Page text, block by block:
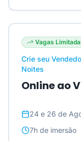
Vagas
Crie seu
Noites
Online ao
24 e 26 de
7h de imersão